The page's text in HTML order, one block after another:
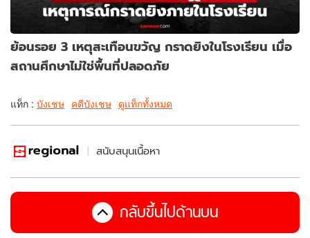
ย้อนรอย 3 เหตุสะเทือนขวัญ กราดยิงในโรงเรียน เมื่อ
สถานศึกษาไม่ใช่พื้นที่ปลอดภัย
แท็ก : บังเชษ คดีบังเชษ ดูแท็กทั้งหมด
สนับสนุนเนื้อหา
กลับขึ้นไปด้านบน